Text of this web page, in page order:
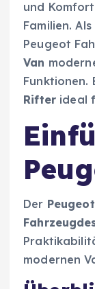
und
Familien.
Peugeot
Van
Funktionen.
Rifterideal
Der
modernen